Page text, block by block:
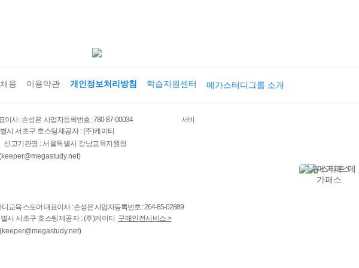
용 이용약관 개인정보처리방침 학습지원센터 메가스터디그룹 소개
이사 : 손성은 사업자등록번호 : 780-87-00034
시 서초구 호스팅제공자 : (주)케이티
신고기관명 : 서울특별시 강남교육지원청
서비스 가입사실 확인
교육 스토어 대표이사 : 손성은 사업자등록번호 : 264-85-02889
시 서초구 호스팅제공자 : (주)케이티
구매안전서비스 >
(keeper@megastudy.net)